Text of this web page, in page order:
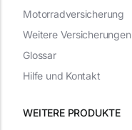
WEITERE PRODUKTE
Motorradversicherung
Weitere Versicherungen
Glossar
Hilfe und Kontakt